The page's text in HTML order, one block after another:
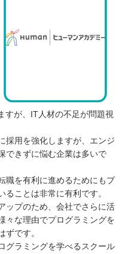
すが、IT人材の不足が問題視
採用を強化しますが、エンジ
できずに悩む企業は多いで
職を有利に進めるためにもプ
ることは非常に有利です。
ップのため、会社でさらに活
々な理由でプログラミングを
ずです。
グラミングを学べるスクール